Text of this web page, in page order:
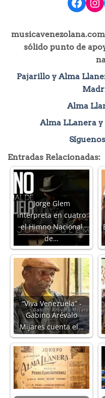
sólido punto de
Pajarillo y Alma
Alma
Alma LLanera
Entradas Relacionadas:
Jorge Glem
interpreta en cuatro
el Himno Nacional
de…
“Viva Venezuela“ -
Gabino Arévalo
Mijares cuenta el…